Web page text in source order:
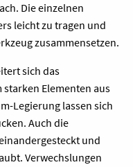
Die einzelnen
leicht zu tragen und
zusammensetzen.
sich das
Elementen aus
Legierung lassen sich
Auch die
und
Verwechslungen